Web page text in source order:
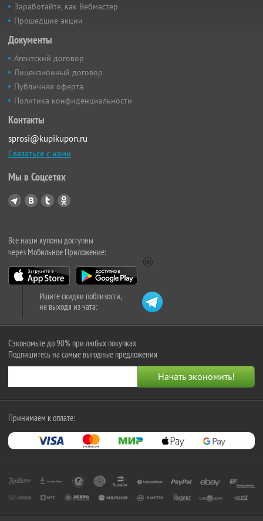
Заработайте, как Вебмастер
Прошедшие акции
Документы
Агентский договор
Лицензионный договор
Публичная оферта
Политика конфиденциальности
Контакты
sprosi@kupikupon.ru
Связаться с нами
Мы в Соцсетях
Все наши купоны доступны
через Мобильное Приложение:
Ищите скидки поблизости,
не выходя из чата:
Сэкономьте до 90% при любых покупках
Подпишитесь на самые выгодные предложения
Принимаем к оплате: